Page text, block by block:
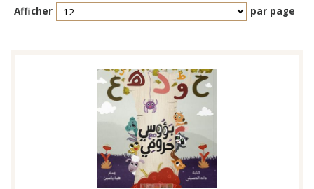
Réinitialiser les filtres
TENTER L'ART POUR SOIGNER
Afficher
par page